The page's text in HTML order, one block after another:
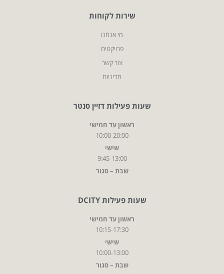
שירות לקוחות
מי אנחנו
פרויקטים
צור קשר
מדיניות
שעות פעילות דזיין סנטר
ראשון עד חמישי
10:00-20:00
שישי
9:45-13:00
שבת – סגור
שעות פעילות DCITY
ראשון עד חמישי
10:15-17:30
שישי
10:00-13:00
שבת – סגור